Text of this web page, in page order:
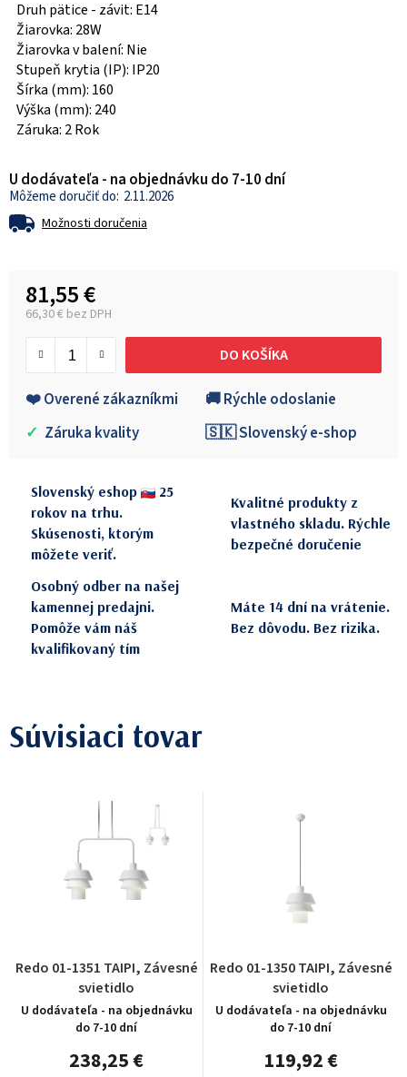
Druh pätice - závit: E14
Žiarovka: 28W
Žiarovka v balení: Nie
Stupeň krytia (IP): IP20
Šírka (mm): 160
Výška (mm): 240
Záruka: 2 Rok
U dodávateľa - na objednávku do 7-10 dní
2.11.2026
Možnosti doručenia
81,55 €
66,30 € bez DPH
DO KOŠÍKA
❤️ Overené zákazníkmi
🚚 Rýchle odoslanie
✓ Záruka kvality 🇸🇰 Slovenský e-shop
Slovenský eshop
25
rokov na trhu.
Skúsenosti, ktorým
môžete veriť.
Kvalitné produkty z
vlastného skladu. Rýchle
bezpečné doručenie
Osobný odber na našej
kamennej predajni.
Pomôže vám náš
kvalifikovaný tím
Máte 14 dní na vrátenie.
Bez dôvodu. Bez rizika.
Súvisiaci tovar
Redo 01-1351 TAIPI, Závesné
svietidlo
U dodávateľa - na objednávku
do 7-10 dní
238,25 €
Redo 01-1350 TAIPI, Závesné
svietidlo
U dodávateľa - na objednávku
do 7-10 dní
119,92 €